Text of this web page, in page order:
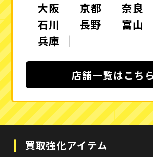
大阪
京都 奈良
石川
長野 富山
兵庫
店舗一覧はこちら
買取強化アイテム